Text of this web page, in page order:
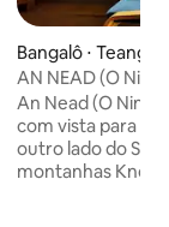
Bangalô ⋅ Teangue
AN NEAD
An Nead (O
com vista para o
outro lado do
montanhas